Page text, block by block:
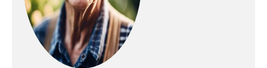
du fil automatique pour
un travail confortable et
confortable Contenu de la
livraison : 1 tondeuse à